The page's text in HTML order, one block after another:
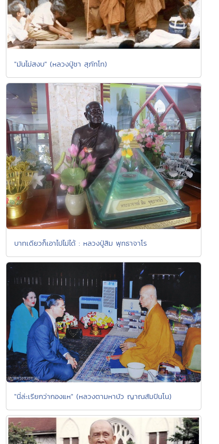
"มันไม่สงบ" (หลวงปู่ชา สุภัทโท)
บาทเดียวก็เอาไปไม่ได้ : หลวงปู่สิม พุทธาจาโร
"นี่ล่ะเรียกว่ากองแห" (หลวงตามหาบัว ญาณสัมปันโน)